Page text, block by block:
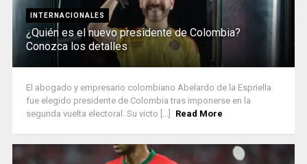
INTERNACIONALES
¿Quién es el nuevo presidente de Colombia?
Conozca los detalles
El abogado y empresario colombiano Abelardo de la Espriella
fue elegido presidente de Colombia tras imponerse en la
segunda vuelta electoral. Su victo [...]
Read More